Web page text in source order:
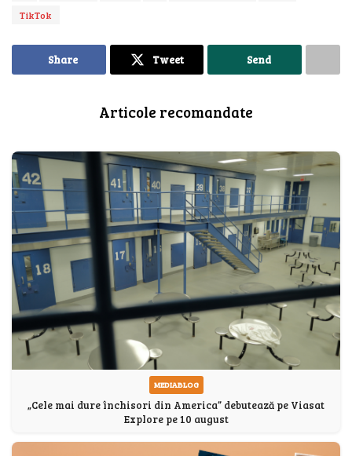
TikTok
Share Tweet Send
Articole recomandate
MEDIABLOG
„Cele mai dure închisori din America” debutează pe Viasat
Explore pe 10 august